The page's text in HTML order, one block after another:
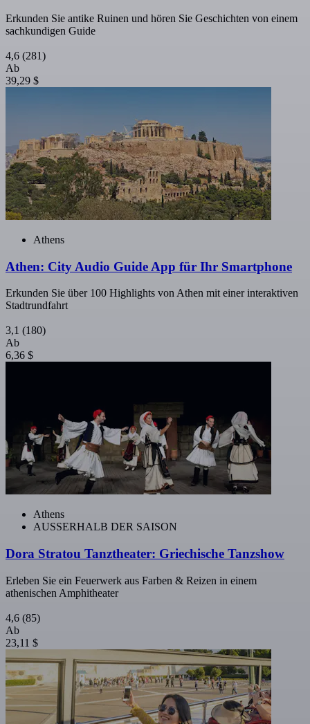
Erkunden Sie antike Ruinen und hören Sie Geschichten von einem
sachkundigen Guide
4,6 (281)
Ab
39,29 $
Athens
Athen: City Audio Guide App für Ihr Smartphone
Erkunden Sie über 100 Highlights von Athen mit einer interaktiven
Stadtrundfahrt
3,1 (180)
Ab
6,36 $
Athens
AUSSERHALB DER SAISON
Dora Stratou Tanztheater: Griechische Tanzshow
Erleben Sie ein Feuerwerk aus Farben & Reizen in einem
athenischen Amphitheater
4,6 (85)
Ab
23,11 $